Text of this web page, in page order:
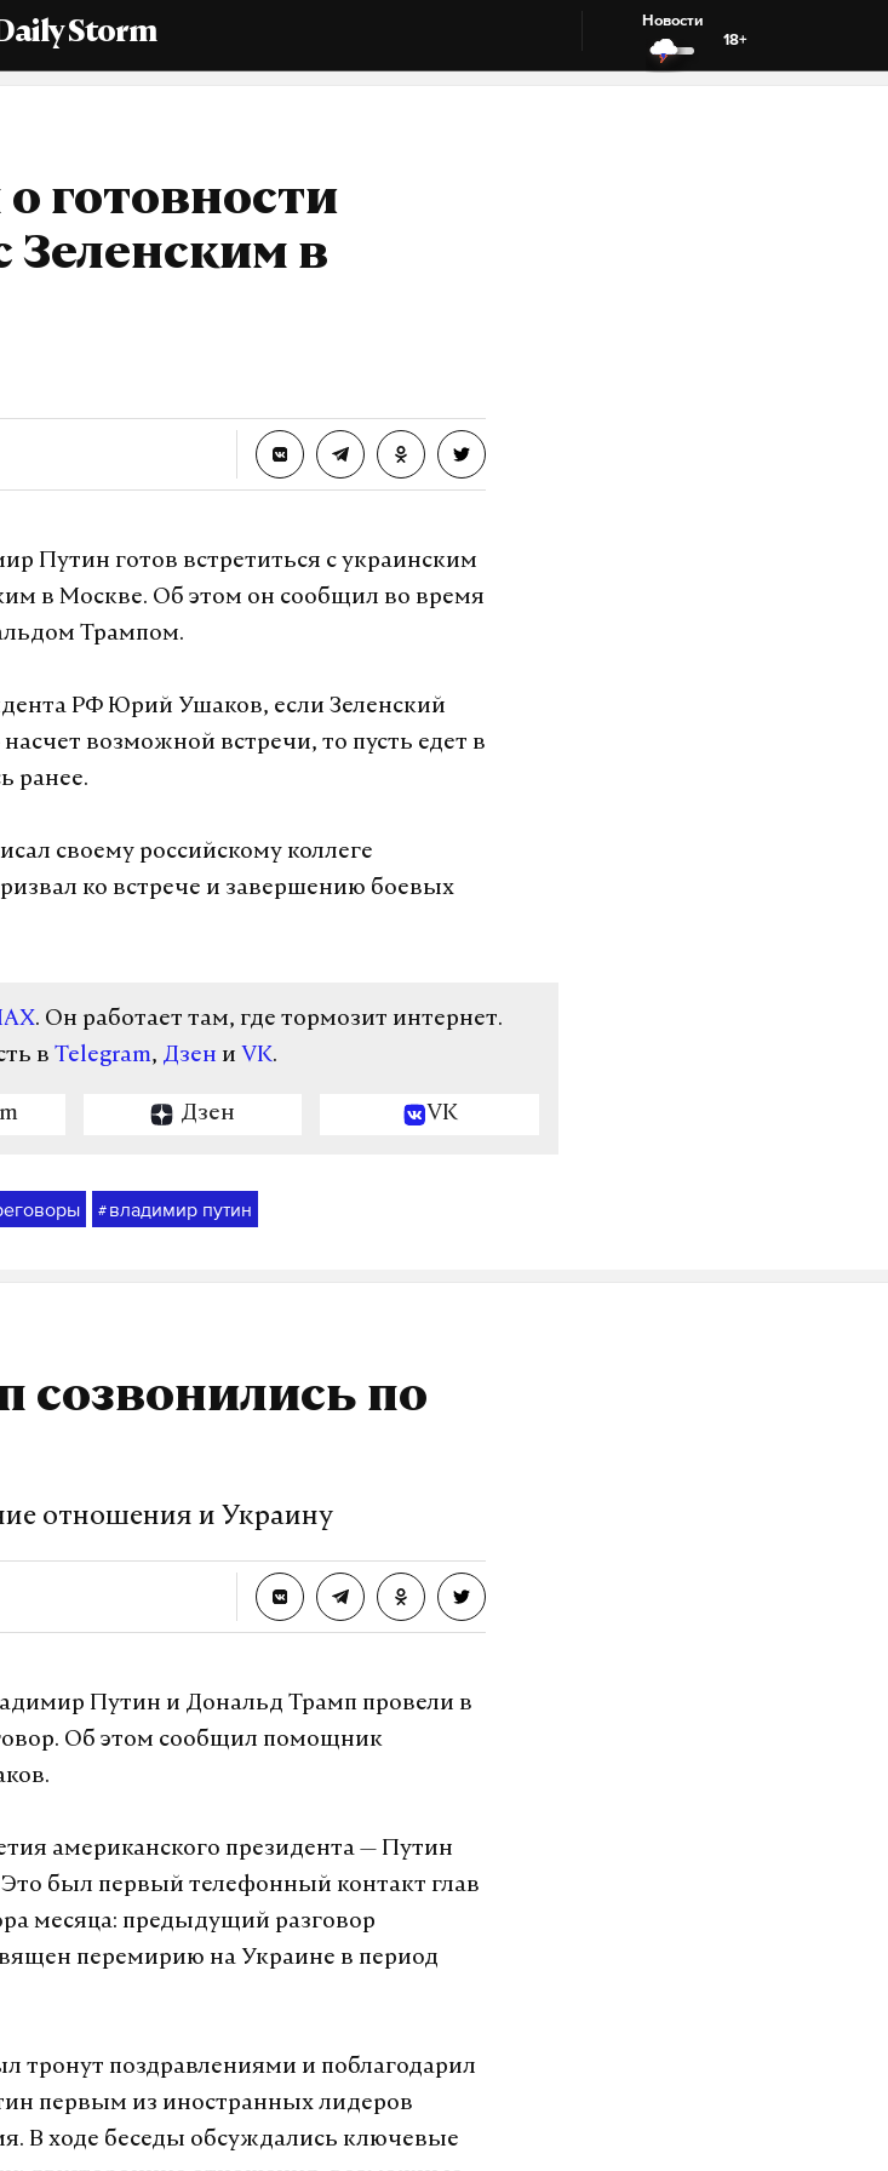
Storm
Новости
18+
готовности
Зеленским в
Путин готов встретиться с украинским
в Москве. Об этом он сообщил во время
Трампом.
РФ Юрий Ушаков, если Зеленский
возможной встречи, то пусть едет в
ранее.
своему российскому коллеге
ко встрече и завершению боевых
. Он работает там, где тормозит интернет.
в Telegram, Дзен и VK.
Дзен VK
# владимир путин
созвонились по
отношения и Украину
Путин и Дональд Трамп провели в
Об этом сообщил помощник
американского президента — Путин
был первый телефонный контакт глав
месяца: предыдущий разговор
перемирию на Украине в период
тронут поздравлениями и поблагодарил
первым из иностранных лидеров
В ходе беседы обсуждались ключевые